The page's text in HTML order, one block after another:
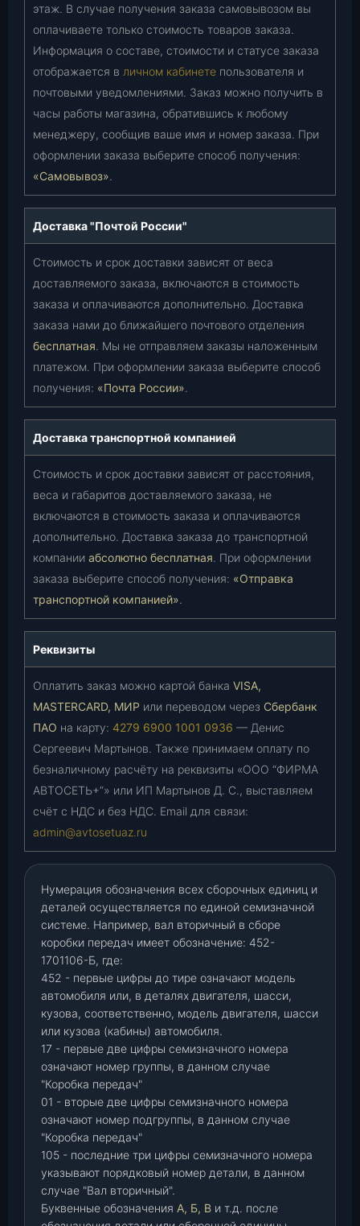
этаж. В случае получения заказа самовывозом вы
оплачиваете только стоимость товаров заказа.
Информация о составе, стоимости и статусе заказа
отображается в личном кабинете пользователя и
почтовыми уведомлениями. Заказ можно получить в
часы работы магазина, обратившись к любому
менеджеру, сообщив ваше имя и номер заказа. При
оформлении заказа выберите способ получения:
«Самовывоз».
Доставка "Почтой России"
Стоимость и срок доставки зависят от веса
доставляемого заказа, включаются в стоимость
заказа и оплачиваются дополнительно. Доставка
заказа нами до ближайшего почтового отделения
бесплатная. Мы не отправляем заказы наложенным
платежом. При оформлении заказа выберите способ
получения: «Почта России».
Доставка транспортной компанией
Стоимость и срок доставки зависят от расстояния,
веса и габаритов доставляемого заказа, не
включаются в стоимость заказа и оплачиваются
дополнительно. Доставка заказа до транспортной
компании абсолютно бесплатная. При оформлении
заказа выберите способ получения: «Отправка
транспортной компанией».
Реквизиты
Оплатить заказ можно картой банка VISA,
MASTERCARD, МИР или переводом через Сбербанк
ПАО на карту: 4279 6900 1001 0936 — Денис
Сергеевич Мартынов. Также принимаем оплату по
безналичному расчёту на реквизиты «ООО “ФИРМА
АВТОСЕТЬ+”» или ИП Мартынов Д. С., выставляем
счёт с НДС и без НДС. Email для связи:
admin@avtosetuaz.ru
Нумерация обозначения всех сборочных единиц и
деталей осуществляется по единой семизначной
системе. Например, вал вторичный в сборе
коробки передач имеет обозначение: 452-
1701106-Б, где:
452 - первые цифры до тире означают модель
автомобиля или, в деталях двигателя, шасси,
кузова, соответственно, модель двигателя, шасси
или кузова (кабины) автомобиля.
17 - первые две цифры семизначного номера
означают номер группы, в данном случае
"Коробка передач"
01 - вторые две цифры семизначного номера
означают номер подгруппы, в данном случае
"Коробка передач"
105 - последние три цифры семизначного номера
указывают порядковый номер детали, в данном
случае "Вал вторичный".
Буквенные обозначения А, Б, В и т.д. после